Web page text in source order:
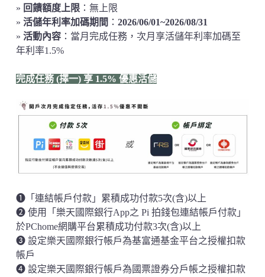
» 回饋額度上限：無上限
» 活儲年利率加碼期間 ： 2026/06/01~2026/08/31
» 活動內容：當月完成任務，次月享活儲年利率加碼至
年利率1.5%
完成任務 (擇一) 享 1.5% 優惠活儲
➊「連結帳戶付款」累積成功付款5次(含)以上
➋ 使用「樂天國際銀行App之 Pi 拍錢包連結帳戶付款」
於PChome網購平台累積成功付款3次(含)以上
➌ 設定樂天國際銀行帳戶為基富通基金平台之授權扣款
帳戶
➍ 設定樂天國際銀行帳戶為國票證券分戶帳之授權扣款